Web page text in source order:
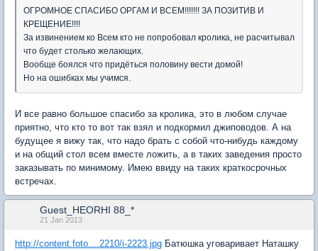
ОГРОМНОЕ СПАСИБО ОРГАМ И ВСЕМ!!!!!!! ЗА ПОЗИТИВ И
КРЕЩЕНИЕ!!!!
За извинением ко Всем кто не попробовал кролика, не расчитывал
что будет столько желающих.
Вообще боялся что придёться половину вести домой!
Но на ошибках мы учимся.
И все равно большое спасибо за кролика, это в любом случае
приятно, что кто то вот так взял и подкормил джиповодов. А на
будущее я вижу так, что надо брать с собой что-нибудь каждому
и на общий стол всем вместе ложить, а в таких заведения просто
заказывать по минимому. Имею ввиду на таких краткосрочных
встречах.
Guest_HEORHI 88_*
21 Jan 2013
http://content.foto....2210/i-2223.jpg Батюшка уговаривает Наташку